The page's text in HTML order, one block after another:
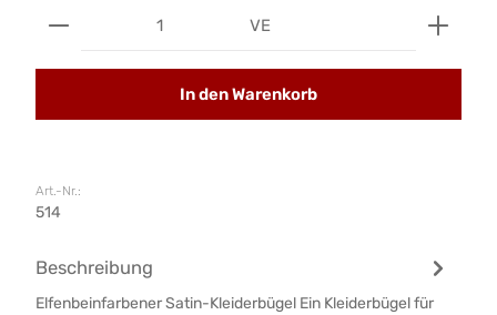
Produkt Anzahl: Gib den gewünschten Wert
VE
In den Warenkorb
Art.-Nr.:
514
Beschreibung
Elfenbeinfarbener Satin-Kleiderbügel Ein Kleiderbügel für